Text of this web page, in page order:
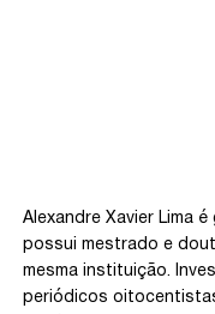
Alexandre Xavier Lima
possui mestrado e
mesma instituição.
periódicos